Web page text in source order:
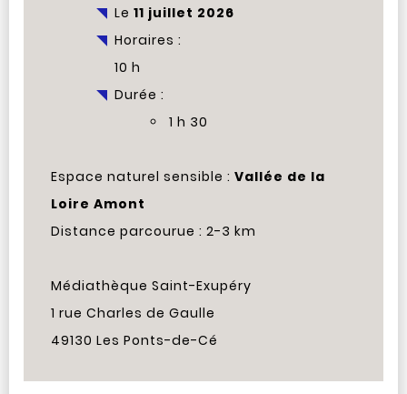
Le 11 juillet 2026
Horaires :
10 h
Durée :
1 h 30
Espace naturel sensible : Vallée de la
Loire Amont
Distance parcourue : 2-3 km
Médiathèque Saint-Exupéry
1 rue Charles de Gaulle
49130 Les Ponts-de-Cé